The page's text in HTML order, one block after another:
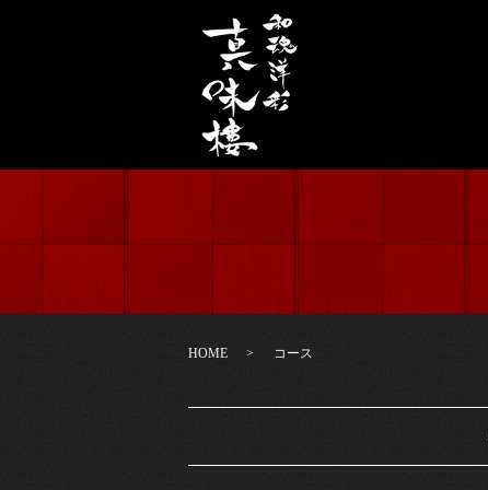
HOME コース